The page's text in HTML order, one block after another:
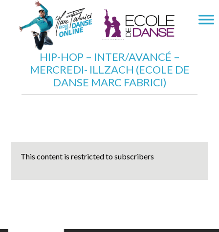
HIP-HOP – INTER/AVANCÉ –
MERCREDI- ILLZACH (ECOLE DE
DANSE MARC FABRICI)
This content is restricted to subscribers